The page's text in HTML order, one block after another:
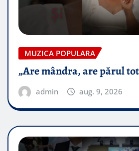
MUZICA POPULARA
„Are mândra, are părul
admin aug. 9, 2026